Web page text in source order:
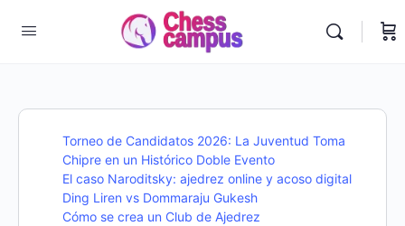
Torneo de Candidatos 2026: La Juventud Toma
Chipre en un Histórico Doble Evento
El caso Naroditsky: ajedrez online y acoso digital
Ding Liren vs Dommaraju Gukesh
Cómo se crea un Club de Ajedrez